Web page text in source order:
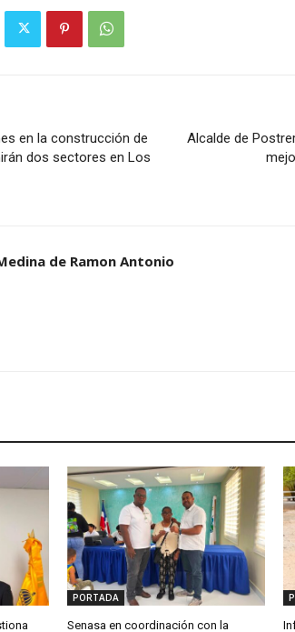
en la construcción de
dos sectores en Los
Alcalde de
de Ramon Antonio
PORTADA
Senasa en coordinación con la